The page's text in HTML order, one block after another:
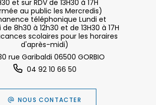
et sur RDV de 13H30 à 17H
au public les Mercredis)
téléphonique Lundi et
8h30 à 12h30 et de 13H30 à 17H
scolaires pour les horaires
d'après-midi)
rue Garibaldi 06500 GORBIO
04 92 10 66 50
NOUS CONTACTER